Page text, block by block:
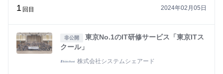
1 回目 2024年02月05日
非公開
東京No.1のIT研修サービス「東京ITス
クール」
株式会社システムシェアード